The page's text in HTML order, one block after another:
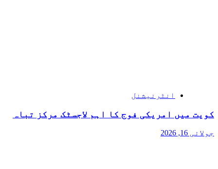
انٹرنیشنل
کویت میں امریکی فوج کا اہم لاجسٹک مرکز تباہ
جولائی 16, 2026